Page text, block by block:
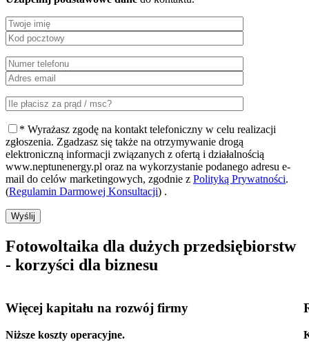
* Wyrażasz zgodę na kontakt telefoniczny w celu realizacji
zgłoszenia. Zgadzasz się także na otrzymywanie drogą
elektroniczną informacji związanych z ofertą i działalnością
www.neptunenergy.pl oraz na wykorzystanie podanego adresu e-
mail do celów marketingowych, zgodnie z Polityką Prywatności.
(Regulamin Darmowej Konsultacji) .
Wyślij
Fotowoltaika dla dużych przedsiębiorstw
- korzyści dla biznesu
Więcej kapitału na rozwój firmy
Niższe koszty operacyjne.